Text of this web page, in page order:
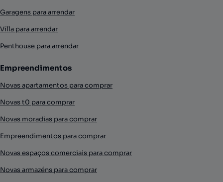
Garagens para arrendar
Villa para arrendar
Penthouse para arrendar
Empreendimentos
Novas apartamentos para comprar
Novas t0 para comprar
Novas moradias para comprar
Empreendimentos para comprar
Novas espaços comerciais para comprar
Novas armazéns para comprar